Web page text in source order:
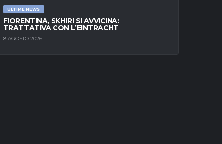
ULTIME NEWS
FIORENTINA, SKHIRI SI AVVICINA:
TRATTATIVA CON L’EINTRACHT
8 AGOSTO 2026